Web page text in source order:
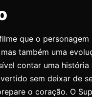
que o
também uma
contar uma
sem deixar de
o coração. O